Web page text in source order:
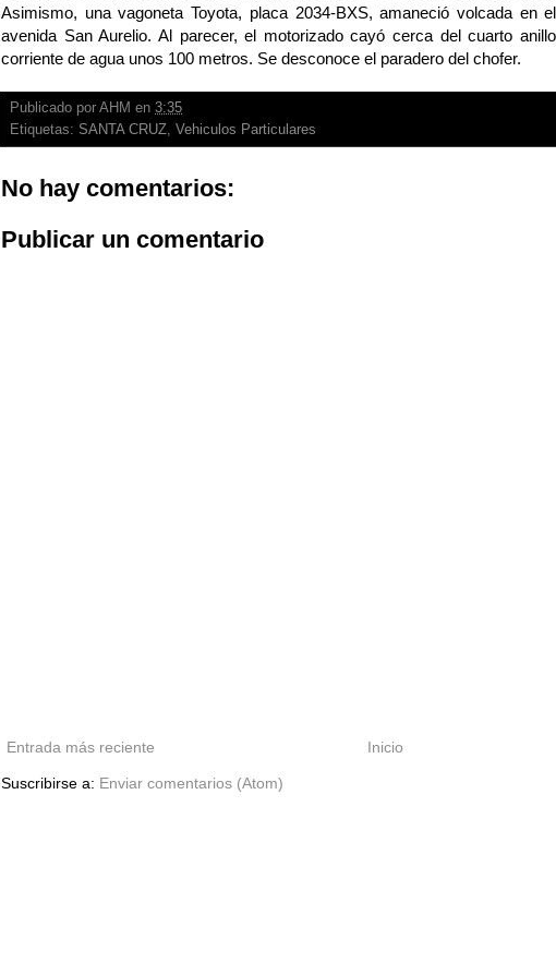
Asimismo, una vagoneta Toyota, placa 2034-BXS, amaneció volcada en
avenida San Aurelio. Al parecer, el motorizado cayó cerca del cuarto
corriente de agua unos 100 metros. Se desconoce el paradero del chofer.
Publicado por AHM en 3:35
Etiquetas: SANTA CRUZ, Vehiculos Particulares
No hay comentarios:
Publicar un comentario
Entrada más reciente Inicio
Suscribirse a: Enviar comentarios (Atom)